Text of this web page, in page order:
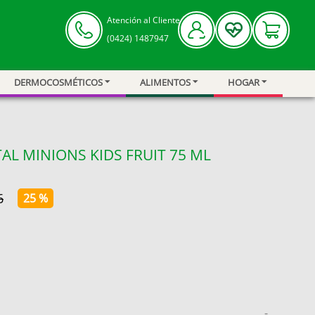
Atención al Cliente
(0424) 1487947
DERMOCOSMÉTICOS ALIMENTOS HOGAR
MINIONS KIDS FRUIT 75 ML
25 %